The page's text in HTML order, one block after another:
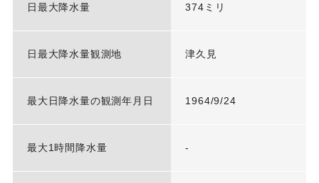
日最大降水量 374ミリ
日最大降水量観測地 津久見
最大日降水量の観測年月日 1964/9/24
最大1時間降水量 -